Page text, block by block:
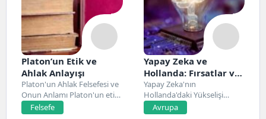
Platon’un Etik ve
Ahlak Anlayışı
Platon'un Ahlak Felsefesi ve
Onun Anlamı Platon'un etik
ve ahlak...
Felsefe
Yapay Zeka ve
Hollanda: Fırsatlar ve
Zorluklar
Yapay Zeka'nın
Hollanda'daki Yükselişi
Hollanda, son yıllarda yapay
zeka alanında...
Avrupa